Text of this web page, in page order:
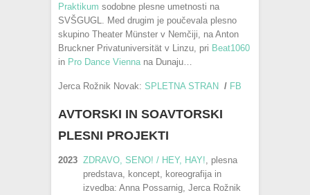
Praktikum sodobne plesne umetnosti na
SVŠGUGL. Med drugim je poučevala plesno
skupino Theater Münster v Nemčiji, na Anton
Bruckner Privatuniversität v Linzu, pri Beat1060
in Pro Dance Vienna na Dunaju…
Jerca Rožnik Novak: SPLETNA STRAN / FB
AVTORSKI IN SOAVTORSKI
PLESNI PROJEKTI
2023 ZDRAVO, SENO! / HEY, HAY! , plesna
predstava, koncept, koreografija in
izvedba: Anna Possarnig, Jerca Rožnik